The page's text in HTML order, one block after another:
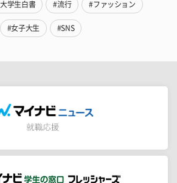
学生白書 #流行 #ファッション
#女子大生 #SNS